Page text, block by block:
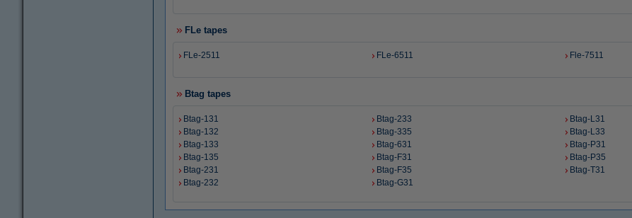
FLe tapes
FLe-2511 FLe-6511 Fle-7511
Btag tapes
Btag-131
Btag-132
Btag-133
Btag-135
Btag-231
Btag-232
Btag-233
Btag-335
Btag-631
Btag-F31
Btag-F35
Btag-G31
Btag-L31
Btag-L33
Btag-P31
Btag-P35
Btag-T31